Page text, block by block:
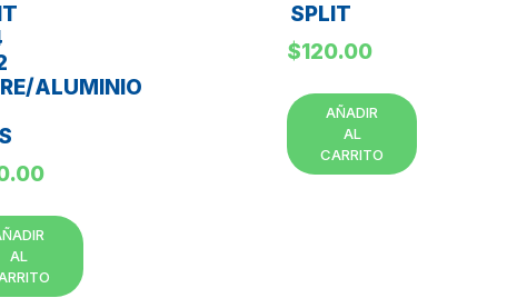
ALUMINIO
AL
SPLIT
$120.00
AÑADIR
AL
CARRITO